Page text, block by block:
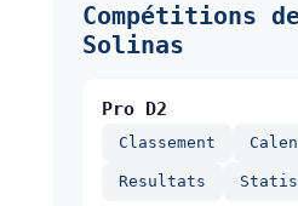
Compétitions
Solinas
Pro D2
Classement
Resultats